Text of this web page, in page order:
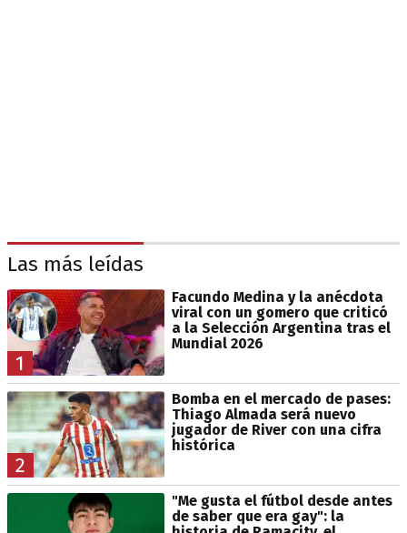
Las más leídas
1
Facundo Medina y la anécdota
viral con un gomero que criticó
a la Selección Argentina tras el
Mundial 2026
2
Bomba en el mercado de pases:
Thiago Almada será nuevo
jugador de River con una cifra
histórica
"Me gusta el fútbol desde antes
de saber que era gay": la